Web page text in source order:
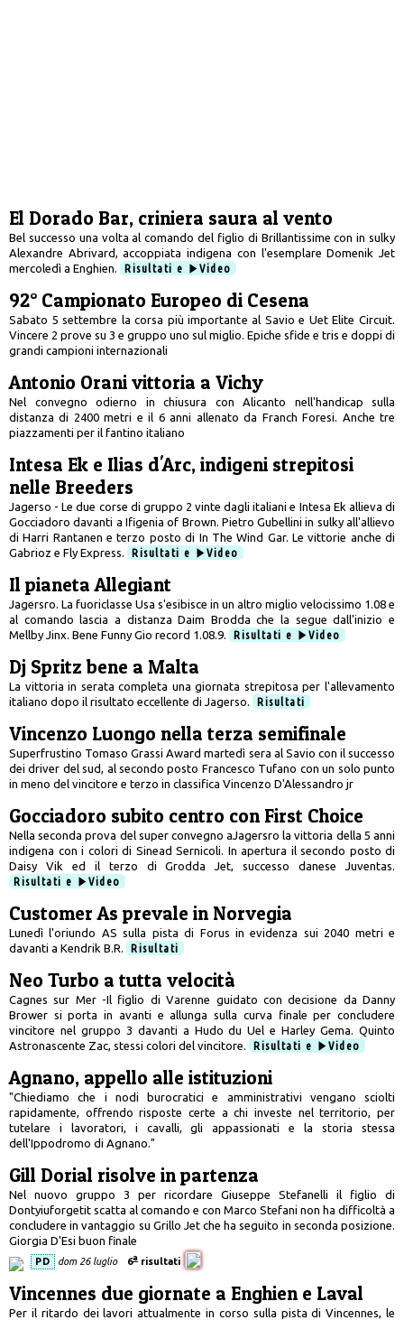
El Dorado Bar, criniera saura al vento
Bel successo una volta al comando del figlio di Brillantissime con in sulky
Alexandre Abrivard, accoppiata indigena con l'esemplare Domenik Jet
mercoledì a Enghien.
Risultati e Video
92° Campionato Europeo di Cesena
Sabato 5 settembre la corsa più importante al Savio e Uet Elite Circuit.
Vincere 2 prove su 3 e gruppo uno sul miglio. Epiche sfide e tris e doppi di
grandi campioni internazionali
Antonio Orani vittoria a Vichy
Nel convegno odierno in chiusura con Alicanto nell'handicap sulla
distanza di 2400 metri e il 6 anni allenato da Franch Foresi. Anche tre
piazzamenti per il fantino italiano
Intesa Ek e Ilias d'Arc, indigeni strepitosi
nelle Breeders
Jagerso - Le due corse di gruppo 2 vinte dagli italiani e Intesa Ek allieva di
Gocciadoro davanti a Ifigenia of Brown. Pietro Gubellini in sulky all'allievo
di Harri Rantanen e terzo posto di In The Wind Gar. Le vittorie anche di
Gabrioz e Fly Express.
Risultati e Video
Il pianeta Allegiant
Jagersro. La fuoriclasse Usa s'esibisce in un altro miglio velocissimo 1.08 e
al comando lascia a distanza Daim Brodda che la segue dall'inizio e
Mellby Jinx. Bene Funny Gio record 1.08.9.
Risultati e Video
Dj Spritz bene a Malta
La vittoria in serata completa una giornata strepitosa per l'allevamento
italiano dopo il risultato eccellente di Jagerso.
Risultati
Vincenzo Luongo nella terza semifinale
Superfrustino Tomaso Grassi Award martedì sera al Savio con il successo
dei driver del sud, al secondo posto Francesco Tufano con un solo punto
in meno del vincitore e terzo in classifica Vincenzo D'Alessandro jr
Gocciadoro subito centro con First Choice
Nella seconda prova del super convegno aJagersro la vittoria della 5 anni
indigena con i colori di Sinead Sernicoli. In apertura il secondo posto di
Daisy Vik ed il terzo di Grodda Jet, successo danese Juventas.
Risultati e
Video
Customer As prevale in Norvegia
Lunedì l'oriundo AS sulla pista di Forus in evidenza sui 2040 metri e
davanti a Kendrik B.R.
Risultati
Neo Turbo a tutta velocità
Cagnes sur Mer -Il figlio di Varenne guidato con decisione da Danny
Brower si porta in avanti e allunga sulla curva finale per concludere
vincitore nel gruppo 3 davanti a Hudo du Uel e Harley Gema. Quinto
Astronascente Zac, stessi colori del vincitore.
Risultati e Video
Agnano, appello alle istituzioni
"Chiediamo che i nodi burocratici e amministrativi vengano sciolti
rapidamente, offrendo risposte certe a chi investe nel territorio, per
tutelare i lavoratori, i cavalli, gli appassionati e la storia stessa
dell'Ippodromo di Agnano."
Gill Dorial risolve in partenza
Nel nuovo gruppo 3 per ricordare Giuseppe Stefanelli il figlio di
Dontyiuforgetit scatta al comando e con Marco Stefani non ha difficoltà a
concludere in vantaggio su Grillo Jet che ha seguito in seconda posizione.
Giorgia D'Esi buon finale
PD dom 26 luglio 6a risultati
Vincennes due giornate a Enghien e Laval
Per il ritardo dei lavori attualmente in corso sulla pista di Vincennes, le